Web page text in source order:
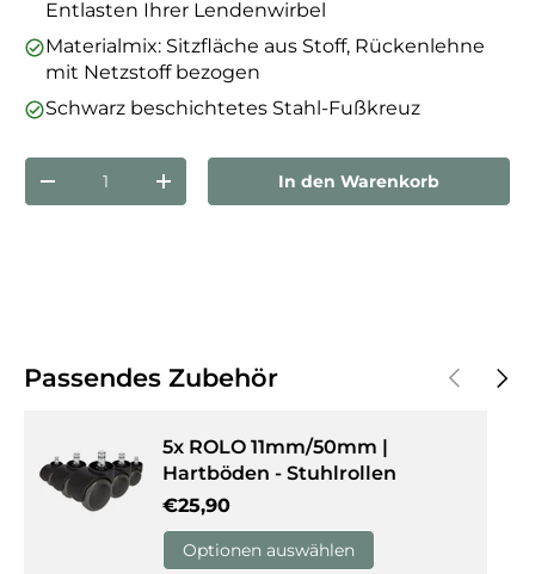
Entlasten Ihrer Lendenwirbel
Materialmix: Sitzfläche aus Stoff, Rückenlehne
mit Netzstoff bezogen
Schwarz beschichtetes Stahl-Fußkreuz
Anzahl
Menge verringernMenge erhöhenIn den Warenkorb
Passendes Zubehör Vorherige
5x ROLO 11mm/50mm |
Hartböden - Stuhlrollen
Normaler Preis
€25,90
Optionen auswählen